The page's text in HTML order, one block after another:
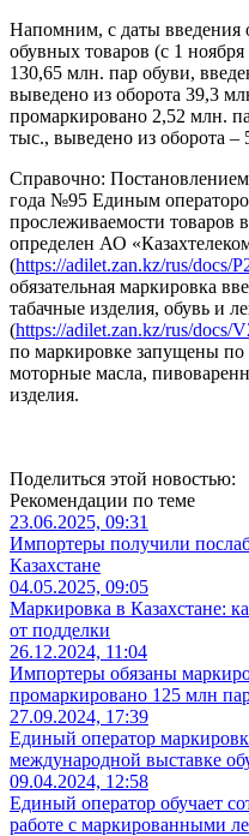
Напомним, с даты введения
обувных товаров (с 1
130,65 млн. пар обуви,
выведено из оборота 39,3
промаркировано 2,52 млн.
тыс., выведено из оборота
Справочно:
года №95 Единым
прослеживаемости товаров
определен АО
(https://adilet.zan.kz/rus/docs/
обязательная маркировка
табачные изделия, обувь и
(https://adilet.zan.kz/rus/docs/
по маркировке запущены
моторные масла,
изделия.
Поделиться этой новостью:
Рекомендации по теме
23.06.2025, 09:31
Импортеры получили
Казахстане
04.05.2025, 09:05
Маркировка в Казахстане:
от подделки
26.12.2024, 11:04
Импортеры обязаны
промаркировано 125 млн
27.09.2024, 17:39
Единый оператор
международной выставке
09.04.2024, 12:58
Единый оператор обучает
работе с маркированными